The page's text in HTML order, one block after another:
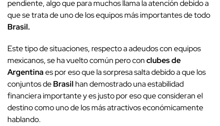
pendiente, algo que para muchos llama la atención debido a
que se trata de uno de los equipos más importantes de todo
Brasil.
Este tipo de situaciones, respecto a adeudos con equipos
mexicanos, se ha vuelto común pero conclubes de
Argentinaes por eso que la sorpresa salta debido a que los
conjuntos deBrasil han demostrado una estabilidad
financiera importante y es justo por eso que consideran el
destino como uno de los más atractivos económicamente
hablando.